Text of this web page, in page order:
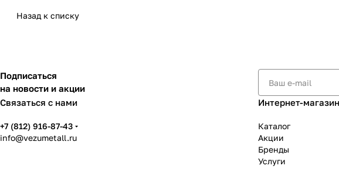
Назад к списку
Подписаться
на новости и акции
Связаться с нами
+7 (812) 916-87-43
info@vezumetall.ru
Интернет-магазин
Каталог
Акции
Бренды
Услуги